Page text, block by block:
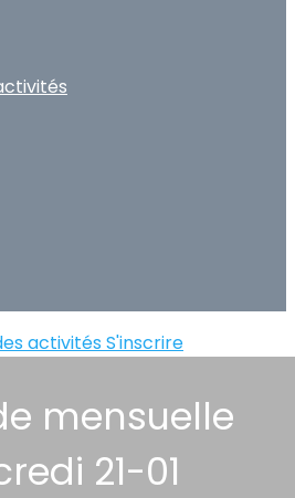
activités S'inscrire
mensuelle
21-01